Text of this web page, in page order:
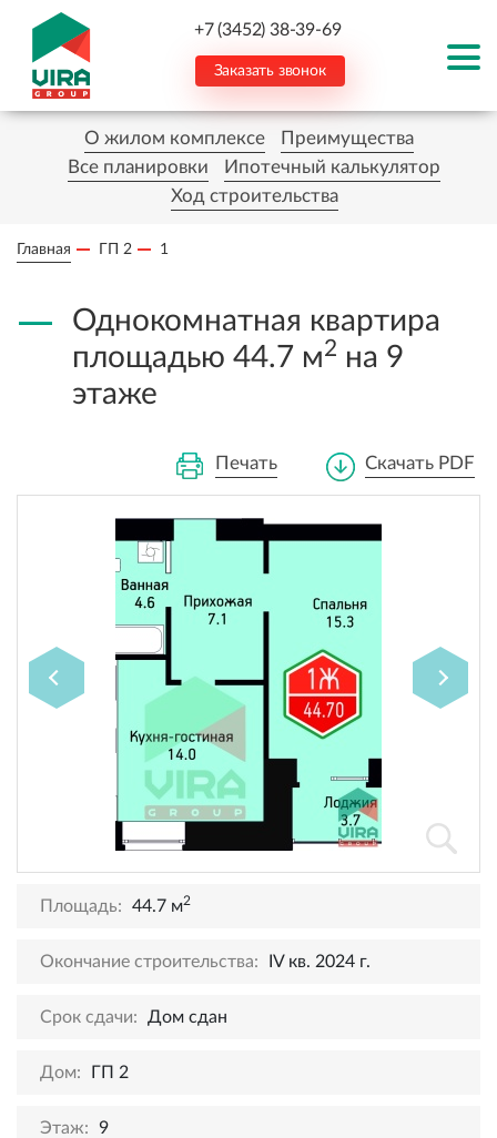
+7 (3452) 38-39-69
Заказать звонок
О жилом комплексе
Преимущества
Все планировки
Ипотечный калькулятор
Ход строительства
Главная ГП 2 1
Однокомнатная квартира
площадью 44.7 м2 на 9
этаже
Печать Скачать PDF
Площадь: 44.7 м2
Окончание строительства: IV кв. 2024 г.
Срок сдачи: Дом сдан
Дом: ГП 2
Этаж: 9